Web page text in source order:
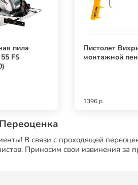
пила
FS
Пистолет
монтажной
1396 р.
В связи с проходящей
Приносим свои извинения за